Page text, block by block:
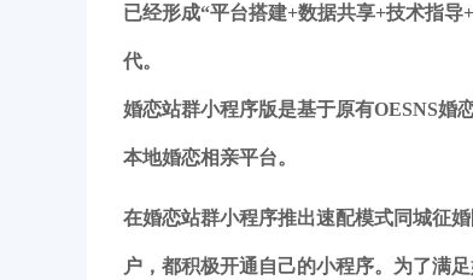
已经形成“平台搭建+数据共享+技术指
代。
婚恋站群小程序版是基于原有OESNS婚
本地婚恋相亲平台。
在婚恋站群小程序推出速配模式同城征
户，都积极开通自己的小程序。为了满